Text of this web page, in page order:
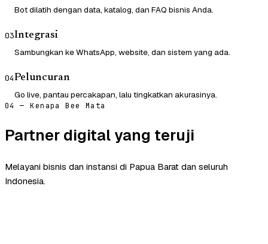
Bot dilatih dengan data, katalog, dan FAQ bisnis Anda.
03Integrasi
Sambungkan ke WhatsApp, website, dan sistem yang ada.
04Peluncuran
Go live, pantau percakapan, lalu tingkatkan akurasinya.
04 — Kenapa Bee Mata
Partner digital yang teruji
Melayani bisnis dan instansi di Papua Barat dan seluruh
Indonesia.